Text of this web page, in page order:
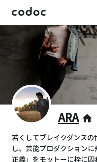
ARA home
若くしてブレイクダンス
し、芸能プロダクション
正義」をモットーに枠に